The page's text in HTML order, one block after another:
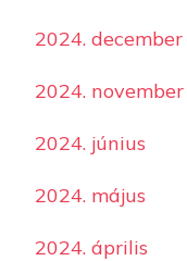
2024. december
2024. november
2024. június
2024. május
2024. április